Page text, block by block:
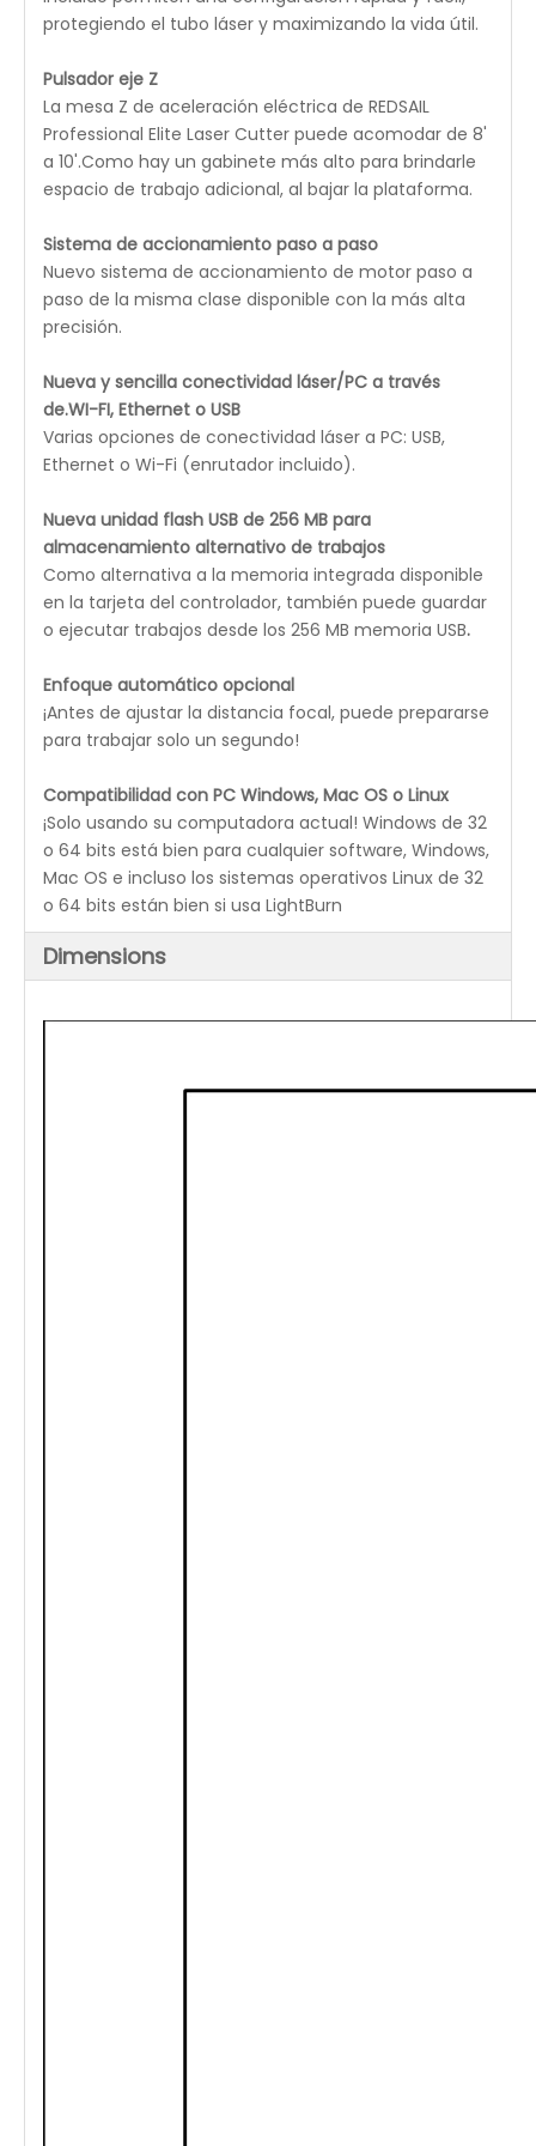
protegiendo el tubo láser y maximizando la vida útil.
Pulsador eje Z
La mesa Z de aceleración eléctrica de REDSAIL
Professional Elite Laser Cutter puede acomodar de 8'
a 10'.Como hay un gabinete más alto para brindarle
espacio de trabajo adicional, al bajar la plataforma.
Sistema de accionamiento paso a paso
Nuevo sistema de accionamiento de motor paso a
paso de la misma clase disponible con la más alta
precisión.
Nueva y sencilla conectividad láser/PC a través
de.WI-FI, Ethernet o USB
Varias opciones de conectividad láser a PC: USB,
Ethernet o Wi-Fi (enrutador incluido).
Nueva unidad flash USB de 256 MB para
almacenamiento alternativo de trabajos
Como alternativa a la memoria integrada disponible
en la tarjeta del controlador, también puede guardar
o ejecutar trabajos desde los 256 MB memoria USB.
Enfoque automático opcional
¡Antes de ajustar la distancia focal, puede prepararse
para trabajar solo un segundo!
Compatibilidad con PC Windows, Mac OS o Linux
¡Solo usando su computadora actual! Windows de 32
o 64 bits está bien para cualquier software, Windows,
Mac OS e incluso los sistemas operativos Linux de 32
o 64 bits están bien si usa LightBurn
Dimensions